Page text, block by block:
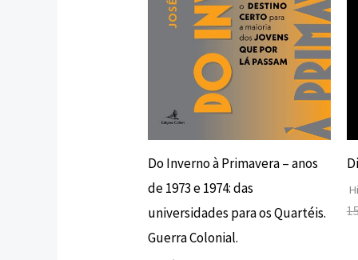
Do Inverno à Primavera – anos
de 1973 e 1974: das
universidades para os Quartéis.
Guerra Colonial.